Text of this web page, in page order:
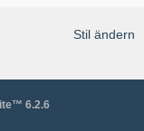
Stil ändern
6.2.6